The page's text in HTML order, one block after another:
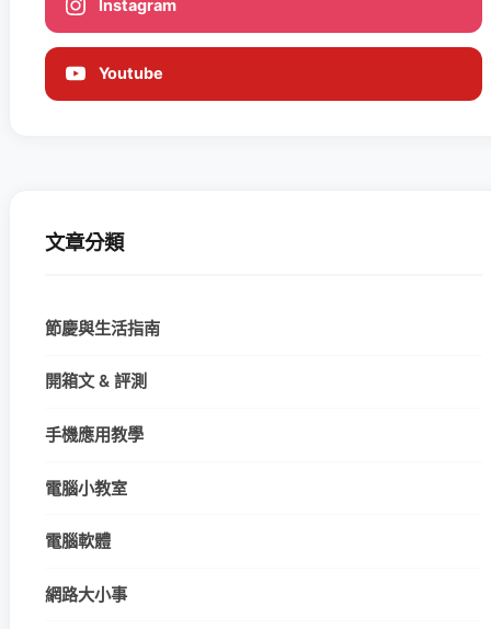
Instagram
Youtube
文章分類
節慶與生活指南
開箱文 & 評測
手機應用教學
電腦小教室
電腦軟體
網路大小事